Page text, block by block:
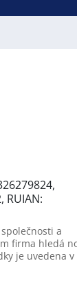
RUIAN:
a
firma hledá
je uvedena v